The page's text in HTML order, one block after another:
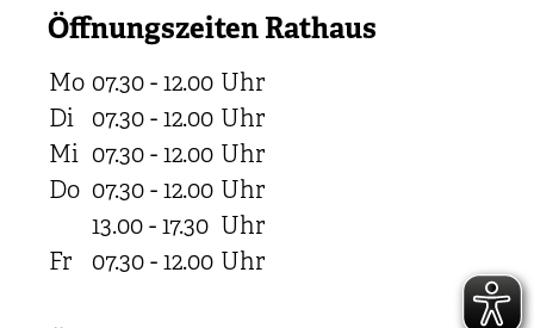
Öffnungszeiten Rathaus
Mo 07.30 - 12.00 Uhr
Di
07.30 - 12.00 Uhr
Mi 07.30 - 12.00 Uhr
Do 07.30 - 12.00 Uhr
13.00 - 17.30 Uhr
Fr
07.30 - 12.00 Uhr